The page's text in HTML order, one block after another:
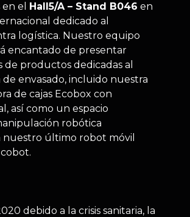
el Hall5/A – Stand B046 en
dedicado al
logística. Nuestro equipo
encantado de presentar
de productos dedicadas al
envasado, incluido nuestra
de cajas Ecobox con
así como un espacio
robótica
último robot móvil
debido a la crisis sanitaria, la